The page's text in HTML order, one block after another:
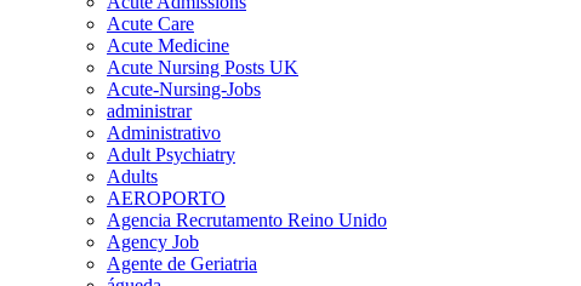
Acute Care
Acute Medicine
Acute Nursing Posts UK
Acute-Nursing-Jobs
administrar
Administrativo
Adult Psychiatry
Adults
AEROPORTO
Agencia Recrutamento Reino Unido
Agency Job
Agente de Geriatria